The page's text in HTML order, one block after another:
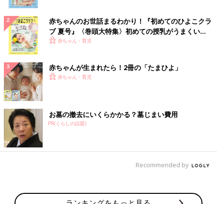
赤ちゃんのお世話まるわかり！『初めてのひよこクラ
ブ 夏号』〈巻頭大特集〉初めての授乳がうまくい
く！ おっぱい・ミルクの基本と夏のトラブル 解決テ
赤ちゃん・育児
赤ちゃんが生まれたら！2冊の「たまひよ」
赤ちゃん・育児
お墓の撤去にいくらかかる？墓じまい費用
PR(くらしの話題)
Recommended by